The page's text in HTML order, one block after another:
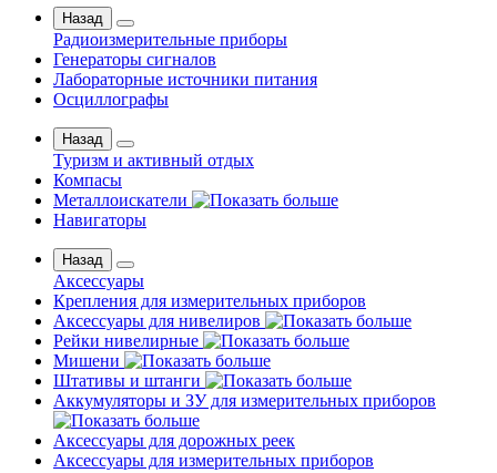
Назад
Радиоизмерительные приборы
Генераторы сигналов
Лабораторные источники питания
Осциллографы
Назад
Туризм и активный отдых
Компасы
Металлоискатели
Навигаторы
Назад
Аксессуары
Крепления для измерительных приборов
Аксессуары для нивелиров
Рейки нивелирные
Мишени
Штативы и штанги
Аккумуляторы и ЗУ для измерительных приборов
Аксессуары для дорожных реек
Аксессуары для измерительных приборов